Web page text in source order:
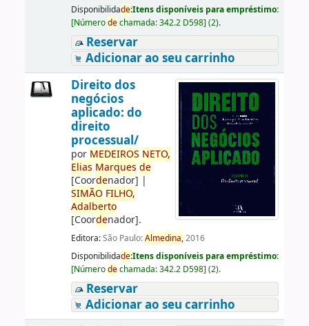
Disponibilidade:Itens disponíveis para empréstimo:
[Númerodechamada:342.2 D598] (2).
Reservar
Adicionar ao seu carrinho
Direito dos
negócios
aplicado: do
direito
processual/
por MEDEIROS NETO,
Elias Marques de
[Coordenador] |
SIMÃO FILHO,
Adalberto
[Coordenador].
Editora:São Paulo:Almedina,2016
Disponibilidade:Itens disponíveis para empréstimo:
[Númerodechamada:342.2 D598] (2).
Reservar
Adicionar ao seu carrinho